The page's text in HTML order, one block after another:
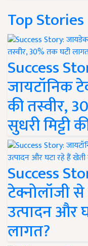
Top Stories
Success
जायटॉनिक
की तस्वीर,
सुधरी मिट्टी
Success
टेक्नोलॉजी
उत्पादन और
लागत?